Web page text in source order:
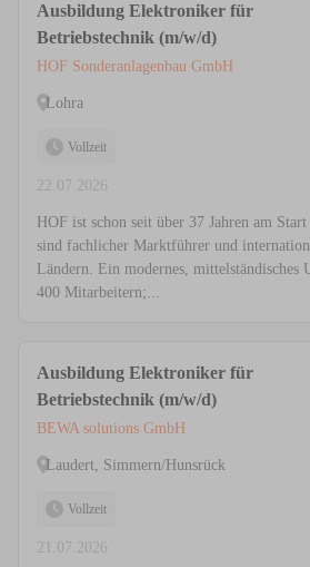
Ausbildung Elektroniker für
Betriebstechnik (m/w/d)
HOF Sonderanlagenbau GmbH
Lohra
Vollzeit
22.07.2026
HOF ist schon seit über 37 Jahren am
sind fachlicher Marktführer und
Ländern. Ein modernes, mittelständisches
400 Mitarbeitern;...
Ausbildung Elektroniker für
Betriebstechnik (m/w/d)
BEWA solutions GmbH
Laudert, Simmern/Hunsrück
Vollzeit
21.07.2026